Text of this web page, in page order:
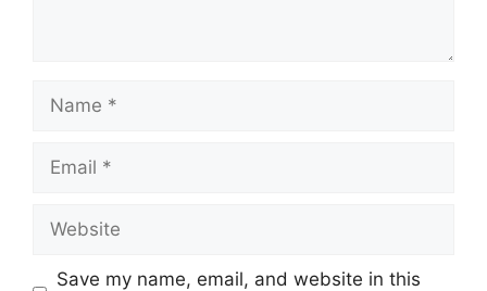
Name
Email
Website
Save my name, email, and website in this